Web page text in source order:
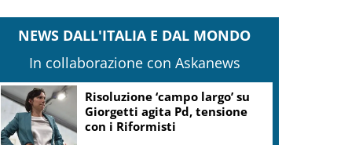
NEWS DALL'ITALIA E DAL MONDO
In collaborazione con Askanews
Risoluzione ‘campo largo’ su
Giorgetti agita Pd, tensione
con i Riformisti